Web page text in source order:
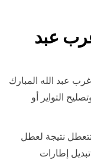
عبد
عبد الله المبارك
التواير أو
تتعطل نتيجة لعطل
إطارات